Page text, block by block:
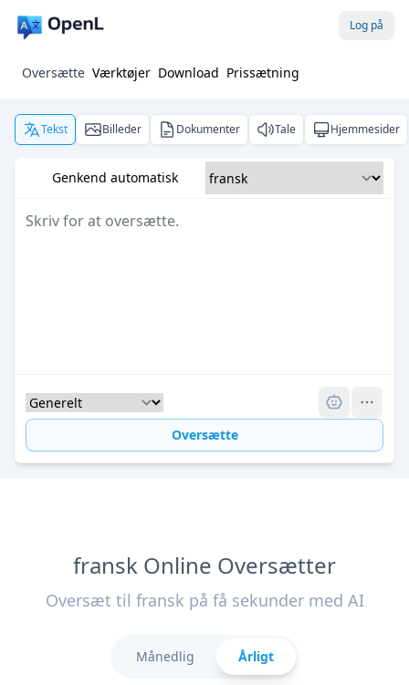
Log på
Oversætte Værktøjer Download Prissætning
Tekst Billeder Dokumenter Tale Hjemmesider
Genkend automatisk
Oversætte
fransk Online Oversætter
Oversæt til fransk på få sekunder med AI
Månedlig Årligt